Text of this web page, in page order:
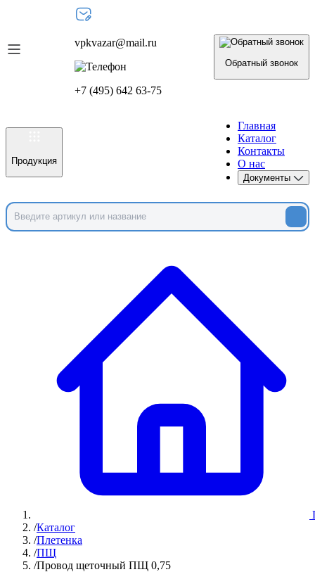
vpkvazar@mail.ru
+7 (495) 642 63-75
Обратный звонок
Продукция
Главная
Каталог
Контакты
О нас
Документы
/Каталог
/Плетенка
/ПЩ
/Провод щеточный ПЩ 0,75